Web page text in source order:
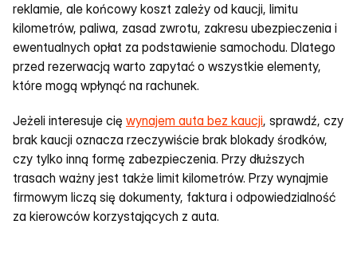
reklamie, ale końcowy koszt zależy od kaucji, limitu
kilometrów, paliwa, zasad zwrotu, zakresu ubezpieczenia i
ewentualnych opłat za podstawienie samochodu. Dlatego
przed rezerwacją warto zapytać o wszystkie elementy,
które mogą wpłynąć na rachunek.
Jeżeli interesuje cię wynajem auta bez kaucji, sprawdź, czy
brak kaucji oznacza rzeczywiście brak blokady środków,
czy tylko inną formę zabezpieczenia. Przy dłuższych
trasach ważny jest także limit kilometrów. Przy wynajmie
firmowym liczą się dokumenty, faktura i odpowiedzialność
za kierowców korzystających z auta.